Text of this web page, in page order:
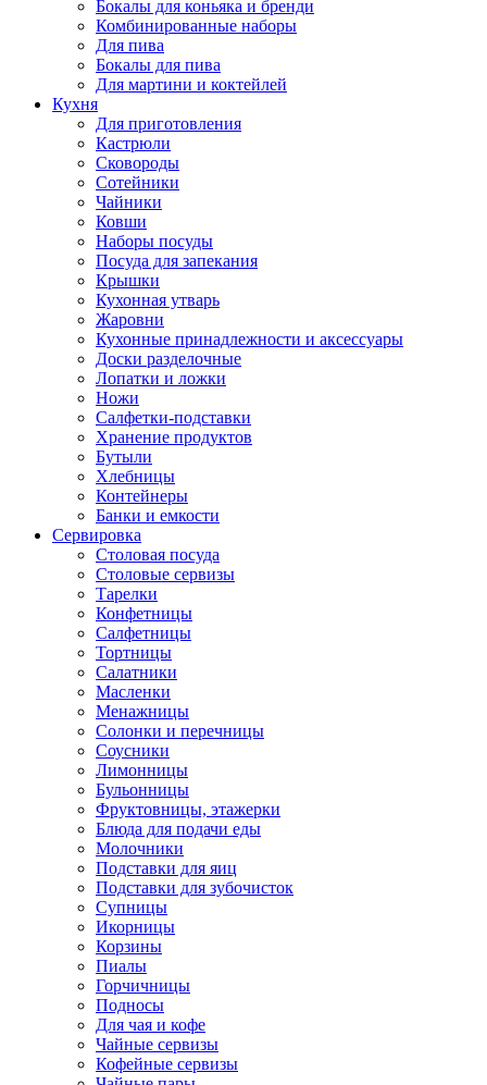
Бокалы для коньяка и бренди
Комбинированные наборы
Для пива
Бокалы для пива
Для мартини и коктейлей
Кухня
Для приготовления
Кастрюли
Сковороды
Сотейники
Чайники
Ковши
Наборы посуды
Посуда для запекания
Крышки
Кухонная утварь
Жаровни
Кухонные принадлежности и аксессуары
Доски разделочные
Лопатки и ложки
Ножи
Салфетки-подставки
Хранение продуктов
Бутыли
Хлебницы
Контейнеры
Банки и емкости
Сервировка
Столовая посуда
Столовые сервизы
Тарелки
Конфетницы
Салфетницы
Тортницы
Салатники
Масленки
Менажницы
Солонки и перечницы
Соусники
Лимонницы
Бульонницы
Фруктовницы, этажерки
Блюда для подачи еды
Молочники
Подставки для яиц
Подставки для зубочисток
Супницы
Икорницы
Корзины
Пиалы
Горчичницы
Подносы
Для чая и кофе
Чайные сервизы
Кофейные сервизы